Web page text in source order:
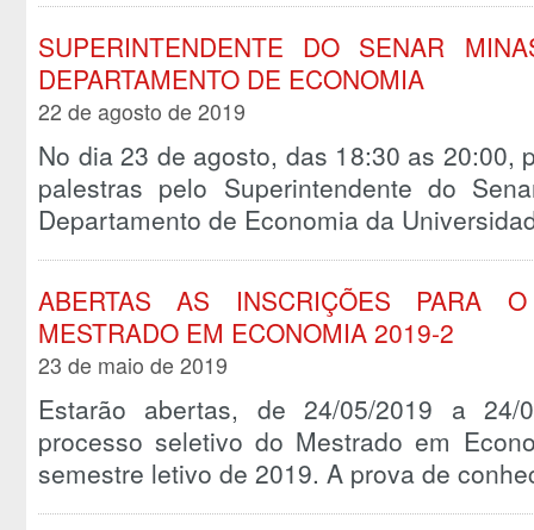
SUPERINTENDENTE DO SENAR
DEPARTAMENTO DE ECONOMIA
22 de agosto de 2019
No dia 23 de agosto, das 18:30 as 20:00,
palestras pelo Superintendente do
Departamento de Economia da
ABERTAS AS INSCRIÇÕES PARA
MESTRADO EM ECONOMIA 2019-2
23 de maio de 2019
Estarão abertas, de 24/05/2019 a
processo seletivo do Mestrado em
semestre letivo de 2019. A prova de